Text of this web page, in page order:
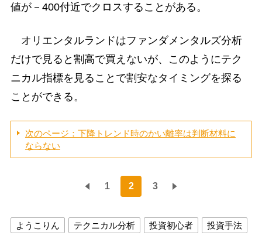
値が－400付近でクロスすることがある。
オリエンタルランドはファンダメンタルズ分析
だけで見ると割高で買えないが、このようにテク
ニカル指標を見ることで割安なタイミングを探る
ことができる。
次のページ：下降トレンド時のかい離率は判断材料に
ならない
1 2 3
ようこりん テクニカル分析 投資初心者 投資手法